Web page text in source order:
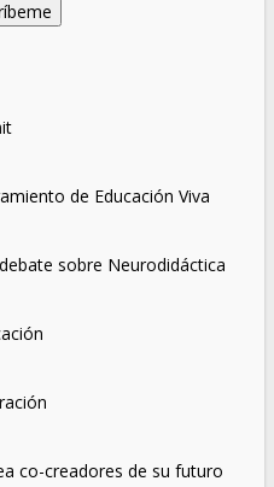
de Educación Viva
sobre Neurodidáctica
co-creadores de su futuro